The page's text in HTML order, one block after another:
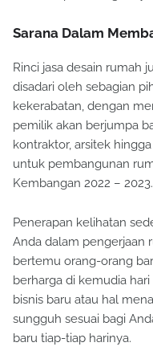
Rinci jasa desain rumah
disadari oleh sebagian
kekerabatan, dengan
pemilik akan berjumpa
kontraktor, arsitek
untuk pembangunan
Penerapan kelihatan
Anda dalam pengerjaan
bertemu orang-orang
berharga di kemudia
bisnis baru atau hal
sungguh sesuai bagi